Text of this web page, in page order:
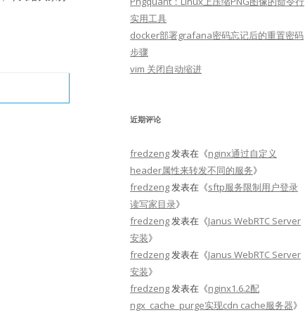
实用工具
docker部署grafana密码忘记后的重置密码
步骤
vim 关闭自动缩进
近期评论
fredzeng发表在《nginx通过自定义
header属性来转发不同的服务》
fredzeng发表在《sftp服务限制用户登录
读写家目录》
fredzeng发表在《Janus WebRTC Server
安装》
fredzeng发表在《Janus WebRTC Server
安装》
fredzeng发表在《nginx1.6.2配
ngx_cache_purge实现cdn cache服务器》